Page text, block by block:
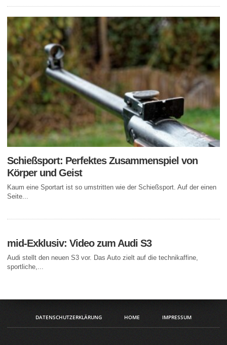
Schießsport: Perfektes Zusammenspiel von
Körper und Geist
Kaum eine Sportart ist so umstritten wie der Schießsport. Auf der einen
Seite...
mid-Exklusiv: Video zum Audi S3
Audi stellt den neuen S3 vor. Das Auto zielt auf die technikaffine,
sportliche,...
DATENSCHUTZERKLÄRUNG HOME IMPRESSUM